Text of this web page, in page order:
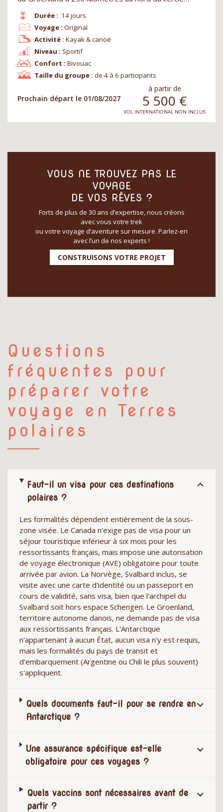
Durée : 14 jours
Niveau : Sportif
Voyage : Original
Confort : Bivouac
Activité : Kayak & canoë
Taille du groupe : de 4 à 6 participants
Prochain départ le 01/08/2027
à partir de
5 500 €
VOL INTERNATIONAL NON INCLUS
VOUS NE TROUVEZ PAS LE
VOYAGE
DE VOS RÊVES ?
Forts de plus de 30 ans d’expertise, nous créons
avec vous votre trek
ou votre voyage d’aventure sur mesure. Parlez-en
avec l’un de nos experts !
CONSTRUISONS VOTRE PROJET
Questions
fréquentes pour
préparer votre
voyage en Terres
polaires
Faut-il un visa pour ces destinations
polaires ?
Les formalités dépendent entièrement de la sous-
zone visée. Le Canada n'exige pas de visa pour un
séjour touristique inférieur à six mois pour les
ressortissants français, mais impose une autorisation
de voyage électronique (AVE) obligatoire pour toute
arrivée par avion. La Norvège, Svalbard inclus, se
visite avec une carte d'identité ou un passeport en
cours de validité, sans visa, bien que l'archipel du
Svalbard soit hors espace Schengen. Le Groenland,
territoire autonome danois, ne demande pas de visa
aux ressortissants français. L'Antarctique
n'appartenant à aucun État, aucun visa n'y est requis,
mais les formalités du pays de transit et
d'embarquement (Argentine ou Chili le plus souvent)
s'appliquent.
Quels documents faut-il pour se rendre en
Antarctique ?
Une assurance spécifique est-elle
obligatoire pour ces voyages ?
Quels vaccins sont nécessaires avant de
partir ?